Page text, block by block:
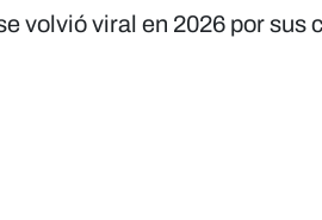
volvió viral en 2026 por sus